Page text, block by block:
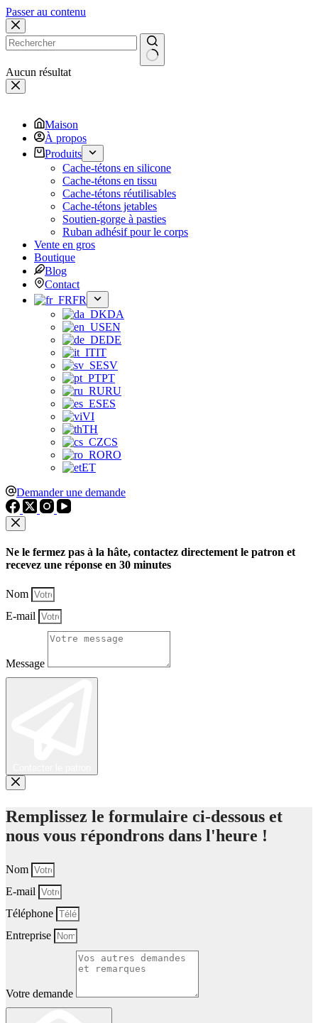
Passer au contenu
Aucun résultat
Maison
À propos
Produits
Cache-tétons en silicone
Cache-tétons en tissu
Cache-tétons réutilisables
Cache-tétons jetables
Soutien-gorge à pasties
Ruban adhésif pour le corps
Vente en gros
Boutique
Blog
Contact
FR
DA
EN
DE
IT
SV
PT
RU
ES
VI
TH
CS
RO
ET
Demander une demande
Ne le fermez pas à la hâte, contactez directement le patron et
recevez une réponse en 30 minutes
Nom
E-mail
Message
Remplissez le formulaire ci-dessous et
nous vous répondrons dans l'heure !
Nom
E-mail
Téléphone
Entreprise
Votre demande